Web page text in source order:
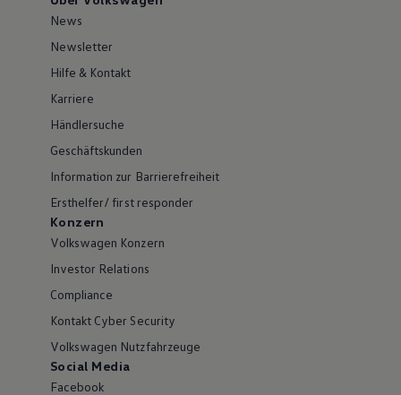
News
Newsletter
Hilfe & Kontakt
Karriere
Händlersuche
Geschäftskunden
Information zur Barrierefreiheit
Ersthelfer/ first responder
Konzern
Volkswagen Konzern
Investor Relations
Compliance
Kontakt Cyber Security
Volkswagen Nutzfahrzeuge
Social Media
Facebook